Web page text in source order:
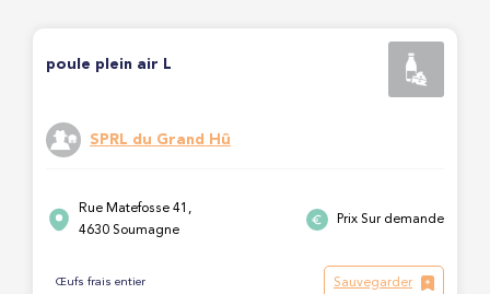
poule plein air L
SPRL du Grand Hû
Rue Matefosse 41,
4630 Soumagne
Prix Sur demande
Œufs frais entier Sauvegarder